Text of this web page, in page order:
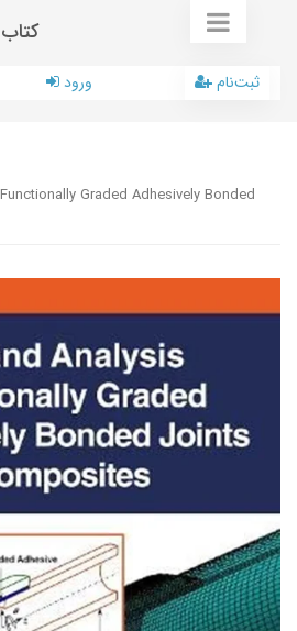
کتاب
ورود ثبت‌نام
Graded Adhesively Bonded